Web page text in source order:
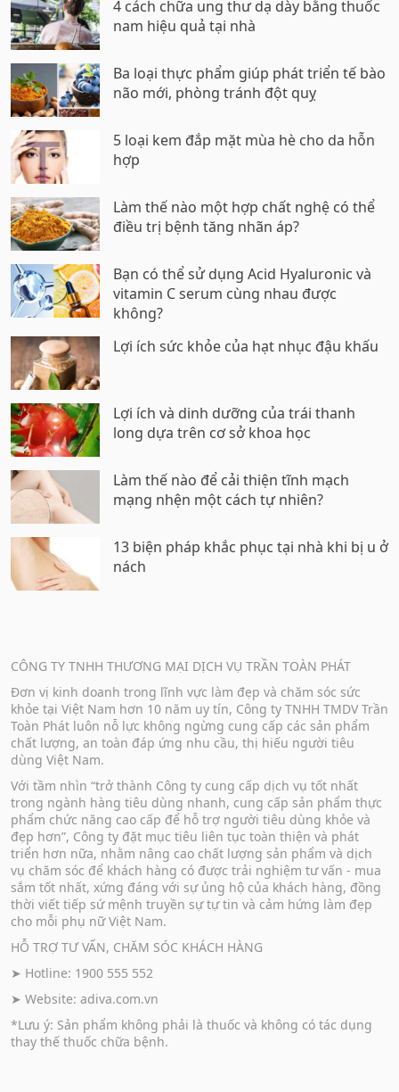
4 cách chữa ung thư dạ dày bằng thuốc
nam hiệu quả tại nhà
Ba loại thực phẩm giúp phát triển tế bào
não mới, phòng tránh đột quỵ
5 loại kem đắp mặt mùa hè cho da hỗn
hợp
Làm thế nào một hợp chất nghệ có thể
điều trị bệnh tăng nhãn áp?
Bạn có thể sử dụng Acid Hyaluronic và
vitamin C serum cùng nhau được
không?
Lợi ích sức khỏe của hạt nhục đậu khấu
Lợi ích và dinh dưỡng của trái thanh
long dựa trên cơ sở khoa học
Làm thế nào để cải thiện tĩnh mạch
mạng nhện một cách tự nhiên?
13 biện pháp khắc phục tại nhà khi bị u ở
nách
CÔNG TY TNHH THƯƠNG MẠI DỊCH VỤ TRẦN TOÀN PHÁT
Đơn vị kinh doanh trong lĩnh vực làm đẹp và chăm sóc sức
khỏe tại Việt Nam hơn 10 năm uy tín, Công ty TNHH TMDV Trần
Toàn Phát luôn nỗ lực không ngừng cung cấp các sản phẩm
chất lượng, an toàn đáp ứng nhu cầu, thị hiếu người tiêu
dùng Việt Nam.
Với tầm nhìn “trở thành Công ty cung cấp dịch vụ tốt nhất
trong ngành hàng tiêu dùng nhanh, cung cấp sản phẩm thực
phẩm chức năng cao cấp để hỗ trợ người tiêu dùng khỏe và
đẹp hơn”, Công ty đặt mục tiêu liên tục toàn thiện và phát
triển hơn nữa, nhằm nâng cao chất lượng sản phẩm và dịch
vụ chăm sóc để khách hàng có được trải nghiệm tư vấn - mua
sắm tốt nhất, xứng đáng với sự ủng hộ của khách hàng, đồng
thời viết tiếp sứ mệnh truyền sự tự tin và cảm hứng làm đẹp
cho mỗi phụ nữ Việt Nam.
HỖ TRỢ TƯ VẤN, CHĂM SÓC KHÁCH HÀNG
➤ Hotline: 1900 555 552
➤ Website: adiva.com.vn
*Lưu ý: Sản phẩm không phải là thuốc và không có tác dụng
thay thế thuốc chữa bệnh.